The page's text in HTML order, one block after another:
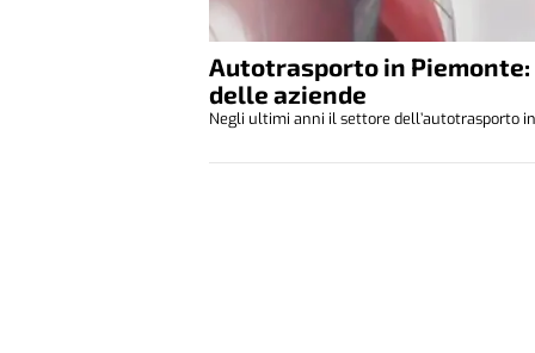
Autotrasporto in
delle aziende
Negli ultimi anni il settore dell’autotrasporto